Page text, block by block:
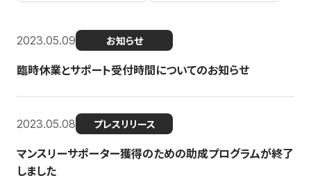
2023.05.09 お知らせ
臨時休業とサポート受付時間についてのお知らせ
2023.05.08 プレスリリース
マンスリーサポーター獲得のための助成プログラムが終了
しました